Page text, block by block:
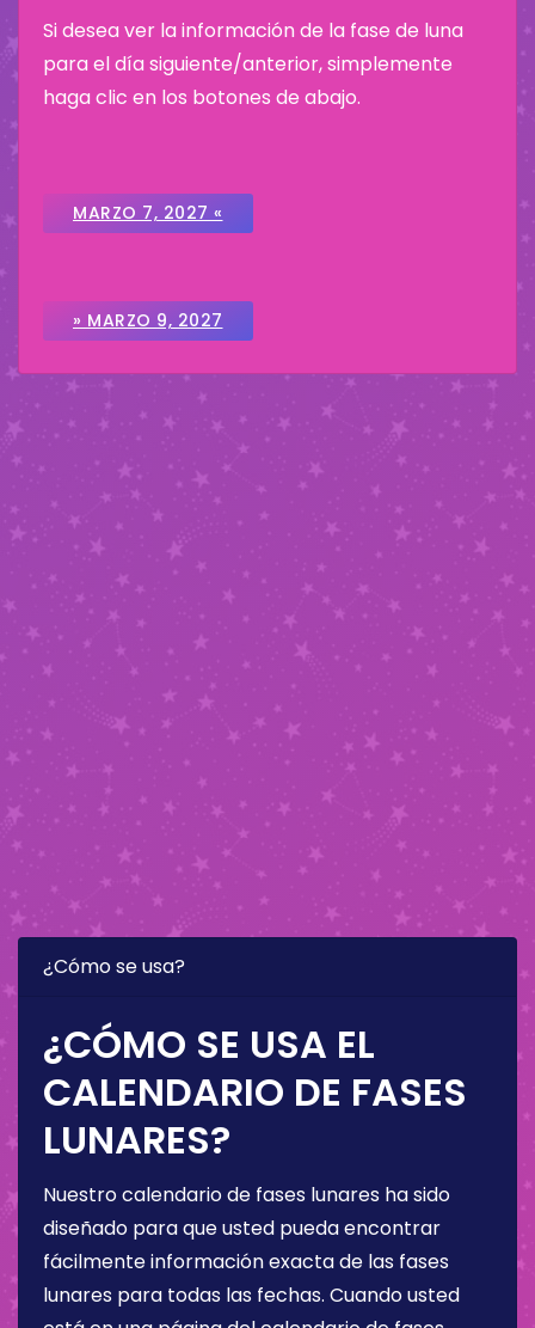
Si desea ver la información de la fase de luna
para el día siguiente/anterior, simplemente
haga clic en los botones de abajo.
MARZO 7, 2027 «
» MARZO 9, 2027
¿Cómo se usa?
¿CÓMO SE USA EL
CALENDARIO DE FASES
LUNARES?
Nuestro calendario de fases lunares ha sido
diseñado para que usted pueda encontrar
fácilmente información exacta de las fases
lunares para todas las fechas. Cuando usted